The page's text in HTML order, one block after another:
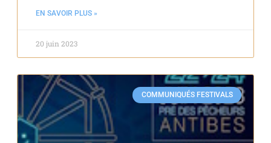
EN SAVOIR PLUS »
20 juin 2023
COMMUNIQUÉS FESTIVALS